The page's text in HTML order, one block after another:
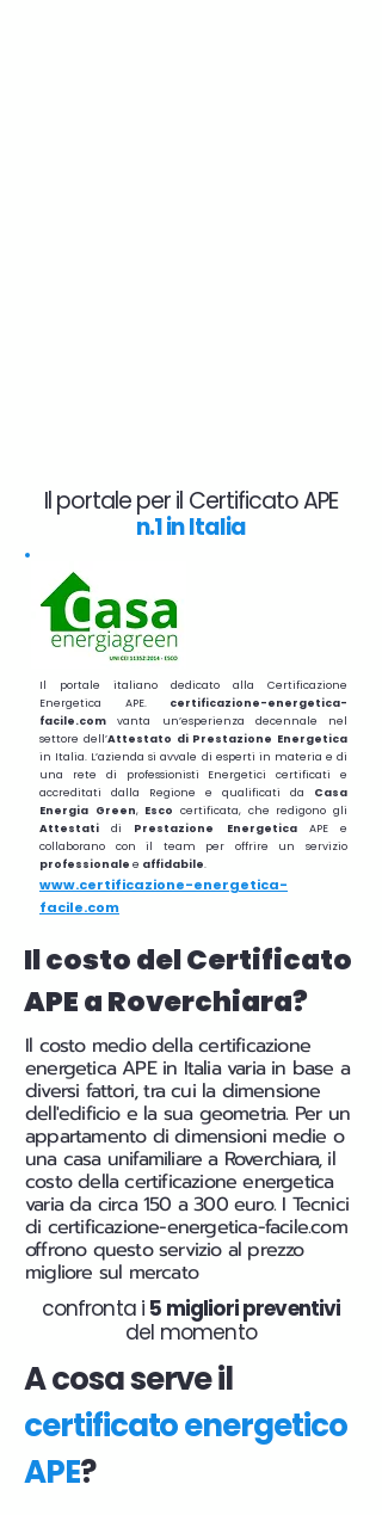
Il portale per il Certificato APE
n.1 in Italia
Il portale italiano dedicato alla Certificazione
Energetica APE. certificazione-energetica-
facile.com vanta un’esperienza decennale nel
settore dell’Attestato di Prestazione Energetica
in Italia. L’azienda si avvale di esperti in materia e di
una rete di professionisti Energetici certificati e
accreditati dalla Regione e qualificati da Casa
Energia Green, Escocertificata, che redigono gli
Attestatidi Prestazione EnergeticaAPE e
collaborano con il team per offrire un servizio
professionale e affidabile.
www.certificazione-energetica-
facile.com
Il costo del Certificato
APE a Roverchiara?
Il costo medio della certificazione
energetica APE in Italia varia in base a
diversi fattori, tra cui la dimensione
dell'edificio e la sua geometria. Per un
appartamento di dimensioni medie o
una casa unifamiliare a Roverchiara, il
costo della certificazione energetica
varia da circa 150 a 300 euro. I Tecnici
di certificazione-energetica-facile.com
offrono questo servizio al prezzo
migliore sul mercato
confronta i 5 migliori preventivi
del momento
A cosa serve il
certificato energetico
APE?